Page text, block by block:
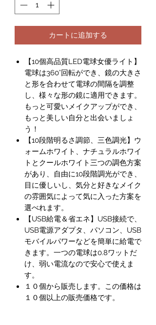
カートに追加する
【10個高品質LED電球女優ライト】
電球は360°回転ができ、鏡の大きさ
と形を合わせて電球の間隔を調整
し、様々な形の鏡に適用できます。
もっと可愛いメイクアップができ、
もっと美しい自分と出会いましょ
う！
【10段階明るさ調節、三色調光】ウ
ォームホワイト、ナチュラルホワイ
トとクールホワイト三つの調色方案
があり、自由に10段階調光ができ、
目に優しいし、気分と好きなメイク
の雰囲気によって気に入った方案を
選べれます。
【USB給電＆省エネ】USB接続で、
USB電源アダプタ、パソコン、USB
モバイルパワーなどを簡単に給電で
きます。一つの電球は0.8ワットだ
け、弱い電流なので安心で使えま
す。
１０個から販売します。この価格は
１０個以上の販売価格です。